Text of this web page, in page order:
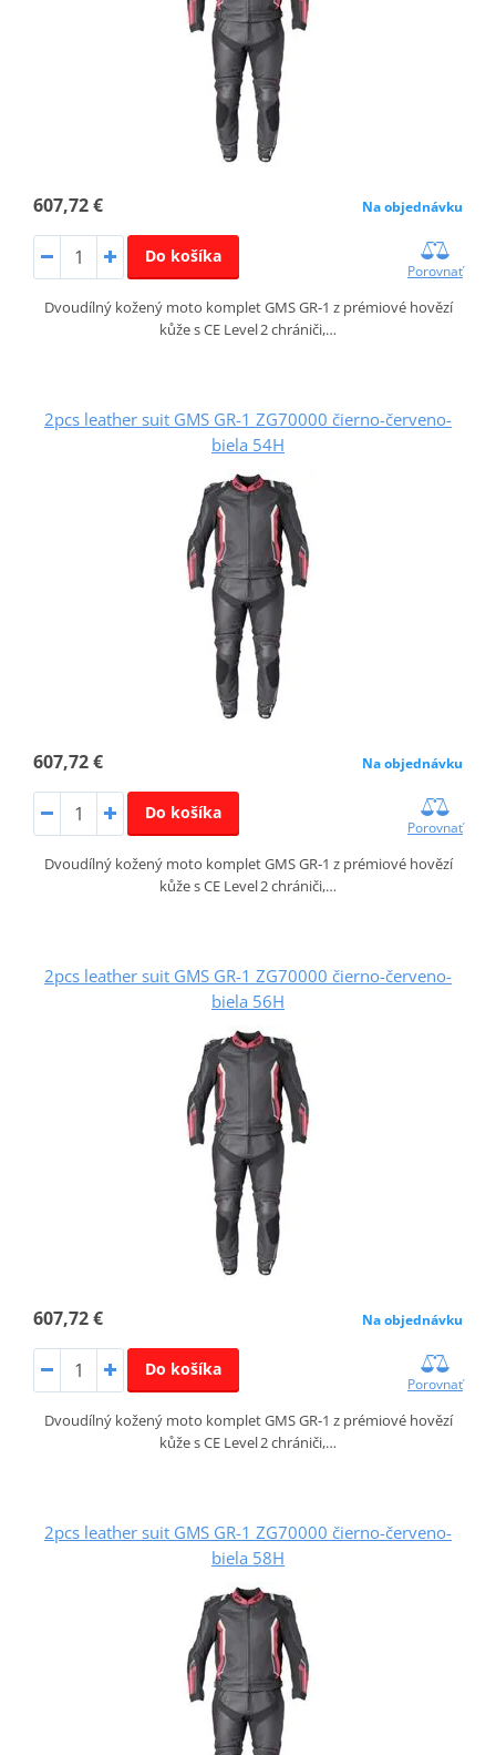
607,72 € Na objednávku
Do košíka
Porovnať
Dvoudílný kožený moto komplet GMS GR‑1 z prémiové hovězí
kůže s CE Level 2 chrániči,…
2pcs leather suit GMS GR-1 ZG70000 čierno-červeno-
biela 54H
607,72 € Na objednávku
Do košíka
Porovnať
Dvoudílný kožený moto komplet GMS GR‑1 z prémiové hovězí
kůže s CE Level 2 chrániči,…
2pcs leather suit GMS GR-1 ZG70000 čierno-červeno-
biela 56H
607,72 € Na objednávku
Do košíka
Porovnať
Dvoudílný kožený moto komplet GMS GR‑1 z prémiové hovězí
kůže s CE Level 2 chrániči,…
2pcs leather suit GMS GR-1 ZG70000 čierno-červeno-
biela 58H